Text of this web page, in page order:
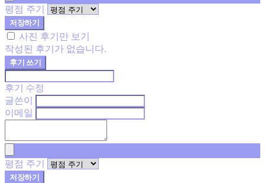
평점 주기
저장하기
사진 후기만 보기
작성된 후기가 없습니다.
후기 쓰기
후기 수정
글쓴이
이메일
평점 주기
저장하기